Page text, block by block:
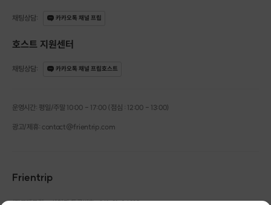
채팅상담: 카카오톡 채널 프립
호스트 지원센터
채팅상담: 카카오톡 채널 프립호스트
운영시간: 평일/주말 10:00 - 17:00 (점심 : 12:00 - 13:00)
광고/제휴: contact@frientrip.com
Frientrip
㈜프렌트립 | 사업자 등록번호 : 261-81-04385